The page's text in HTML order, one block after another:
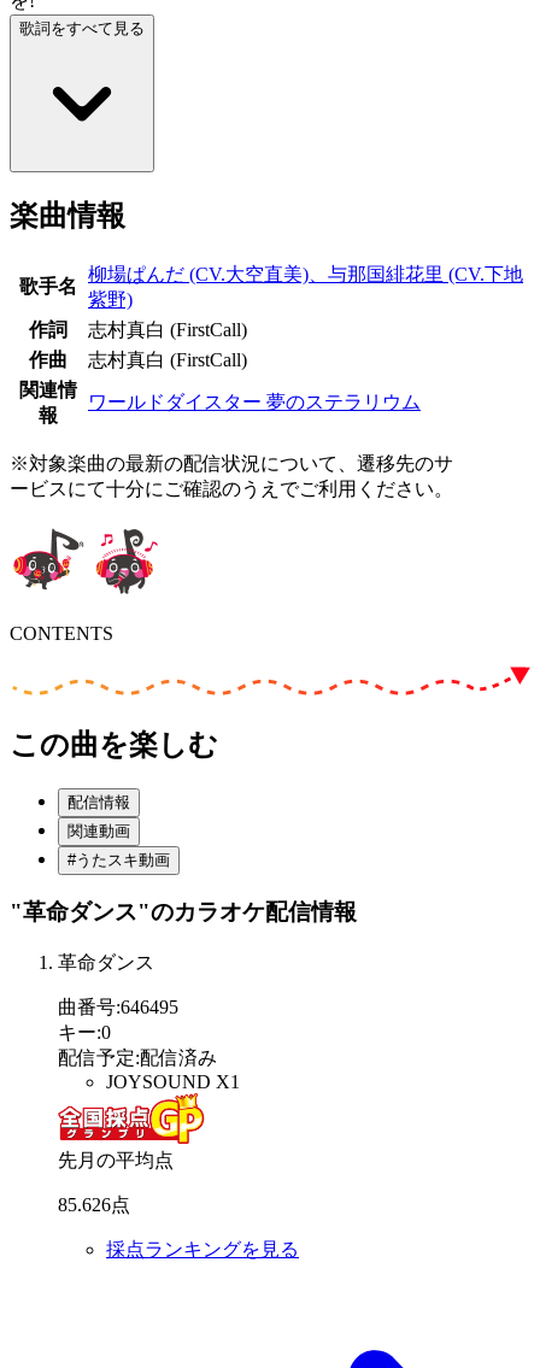
歌詞をすべて見る
楽曲情報
歌手名
柳場ぱんだ (CV.大空直美)、与那国緋花里 (CV.下地
紫野)
作詞
志村真白 (FirstCall)
作曲
志村真白 (FirstCall)
関連情
報
ワールドダイスター 夢のステラリウム
※対象楽曲の最新の配信状況について、遷移先のサ
ービスにて十分にご確認のうえでご利用ください。
CONTENTS
この曲を楽しむ
配信情報
関連動画
#うたスキ動画
"革命ダンス"のカラオケ配信情報
革命ダンス
曲番号:646495
キー:0
配信予定:配信済み
JOYSOUND X1
先月の平均点
85.626点
採点ランキングを見る